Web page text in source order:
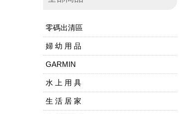
零碼出清區
婦 幼 用 品
GARMIN
水 上 用 具
生 活 居 家